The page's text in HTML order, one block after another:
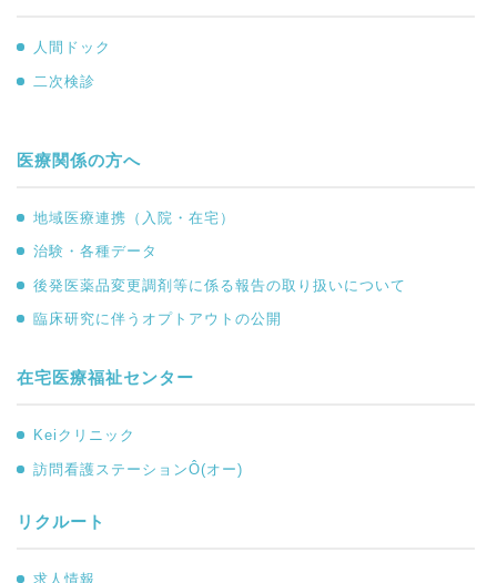
人間ドック
二次検診
医療関係の方へ
地域医療連携（入院・在宅）
治験・各種データ
後発医薬品変更調剤等に係る報告の取り扱いについて
臨床研究に伴うオプトアウトの公開
在宅医療福祉センター
Keiクリニック
訪問看護ステーションÔ(オー)
リクルート
求人情報